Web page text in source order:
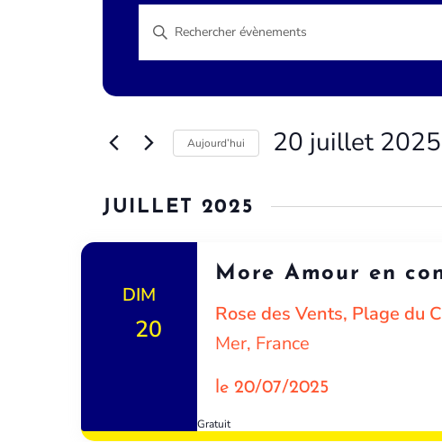
Recherche
et
navigation
de
Évènements
Saisir
mot-
clé.
mot-
Aujourd’hui 20 juillet 2025
date.
JUILLET 2025
DIM
20
More Amour en
Rose des Vents, Plage du
Mer, France
le 20/07/2025
Gratuit